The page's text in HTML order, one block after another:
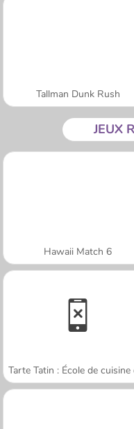
Tallman Dunk Rush
JEUX
Hawaii Match 6